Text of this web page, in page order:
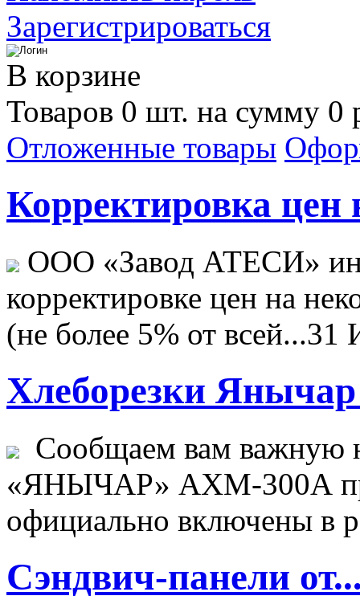
Зарегистрироваться
В корзине
Товаров 0 шт. на сумму 0
Отложенные товары
Корректировка цен
ООО «Завод АТЕСИ»
корректировке цен на
(не более 5% от всей...31
Хлеборезки Янычар
Сообщаем вам важную
«ЯНЫЧАР» АХМ-300А
официально включены в
Сэндвич-панели